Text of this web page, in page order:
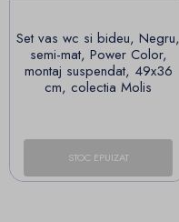
Set vas wc si bideu, Negru,
semi-mat, Power Color,
montaj suspendat, 49x36
cm, colectia Molis
STOC EPUIZAT